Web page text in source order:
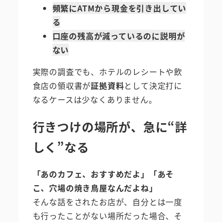
頻繁にATMから現金を引き出してい
る
口座の残高が減っているのに説明が
ない
実際の調査でも、ホテルのレシートや飲
食店の領収書が証拠資料として決定打に
なるケースは少なくありません。
行きつけの場所が、急に“詳
しく”なる
「あのカフェ、おすすめだよ」「あそ
こ、穴場の焼き鳥屋なんだよね」
そんな話をされたお店が、自分とは一度
も行ったことがない場所だった場合、そ